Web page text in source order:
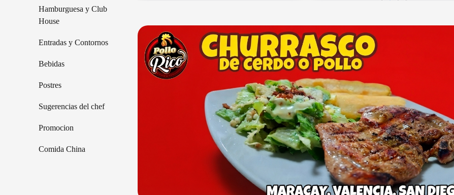
Hamburguesa y Club
House
Entradas y Contornos
Bebidas
Postres
Sugerencias del chef
Promocion
Comida China
Añadir